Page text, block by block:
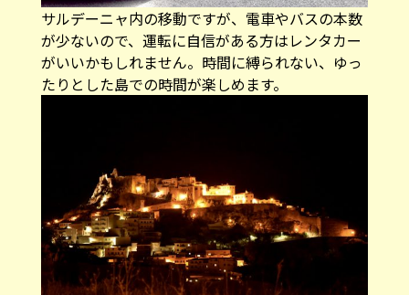
サルデーニャ内の移動ですが、電車やバスの本数
が少ないので、運転に自信がある方はレンタカー
がいいかもしれません。時間に縛られない、ゆっ
たりとした島での時間が楽しめます。